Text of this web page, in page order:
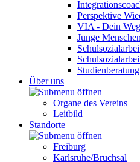
Perspektive
VIA - Dein
Junge Menschen
Über uns
Organe des Vereins
Leitbild
Standorte
Freiburg
Karlsruhe/Bruchsal